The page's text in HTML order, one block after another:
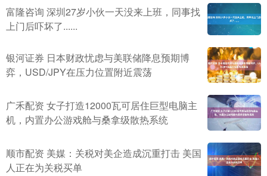
富隆咨询 深圳27岁小伙一天没来上班，同事找
上门后吓坏了......
银河证券 日本财政忧虑与美联储降息预期博
弈，USD/JPY在压力位置附近震荡
广禾配资 女子打造12000瓦可居住巨型电脑主
机，内置办公游戏舱与桑拿级散热系统
顺市配资 美媒：关税对美企造成沉重打击 美国
人正在为关税买单